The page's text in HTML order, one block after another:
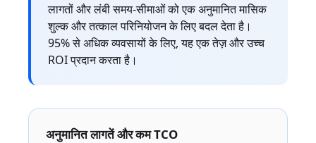
लागतों और लंबी समय-सीमाओं को एक अनुमानित मासिक
शुल्क और तत्काल परिनियोजन के लिए बदल देता है।
95% से अधिक व्यवसायों के लिए, यह एक तेज़ और उच्च
ROI प्रदान करता है।
अनुमानित लागतें और कम TCO